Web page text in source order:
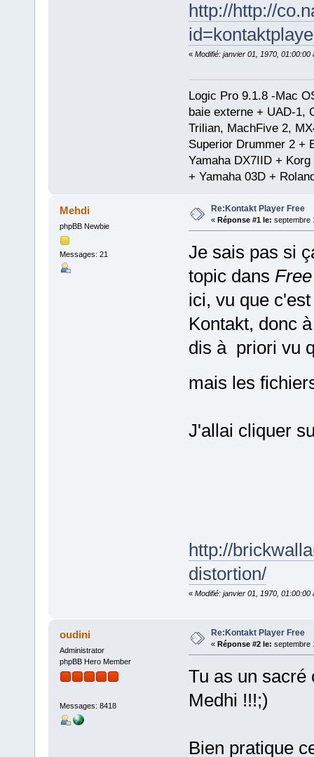
http://http://
« Modifié: janvier 01, 1970, 01:00:00
Logic Pro 9.1.8 -Mac
baie externe + UAD-1,
Trilian, MachFive 2,
Superior Drummer 2 +
Yamaha DX7IID +
+ Yamaha 03D +
Mehdi
phpBB Newbie
Messages: 21
Re:Kontakt Player Free
« Réponse #1 le: septembre
Je sais pas si
topic dans
ici, vu que
Kontakt, donc
dis à priori vu
mais les
J'allai cliquer
http://
distortion/
« Modifié: janvier 01, 1970, 01:00:00
oudini
Administrator
phpBB Hero Member
Messages: 8418
Re:Kontakt Player Free
« Réponse #2 le: septembre
Tu as un sacré
Medhi !!!;)
Bien pratique